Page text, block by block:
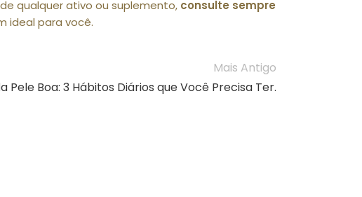
qualquer ativo ou suplemento, consulte sempre
ideal para você.
Mais Antigo
Pele Boa: 3 Hábitos Diários que Você Precisa Ter.